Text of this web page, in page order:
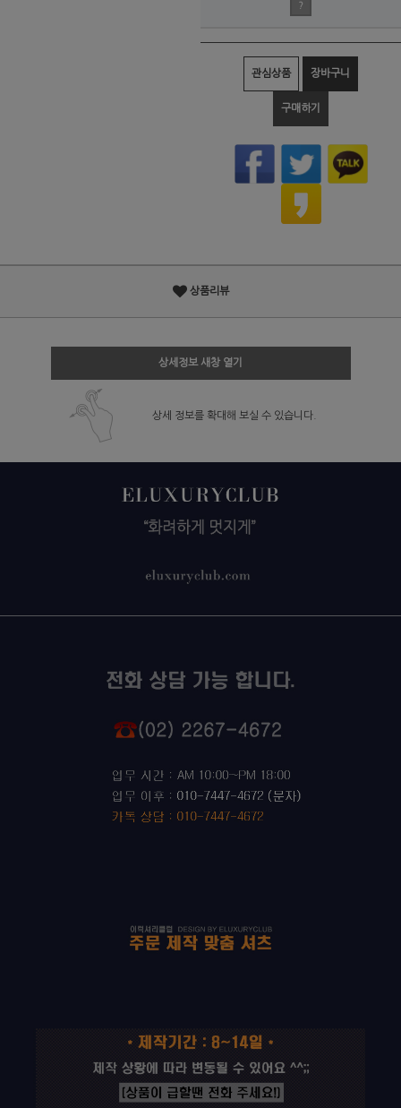
?
관심상품 장바구니
구매하기
상품리뷰
상세정보 새창 열기
상세 정보를 확대해 보실 수 있습니다.